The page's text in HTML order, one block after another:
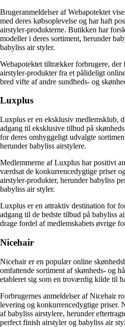
Brugeranmeldelser af Webapotektet
med deres købsoplevelse og har haft
airstyler-produkterne. Butikken har
modeller i deres sortiment, herunder
babyliss air styler.
Webapotektet tiltrækker forbrugere,
airstyler-produkter fra et pålideligt
bred vifte af andre sundheds- og
Luxplus
Luxplus er en eksklusiv medlemsklub,
adgang til eksklusive tilbud på
for deres omhyggeligt udvalgte
herunder babyliss airstylere.
Medlemmerne af Luxplus har positivt
værdsat de konkurrencedygtige priser
airstyler-produkter, herunder babyliss
babyliss air styler.
Luxplus er en attraktiv destination for
adgang til de bedste tilbud på babyliss
drage fordel af medlemskabets øvrige
Nicehair
Nicehair er en populær online
omfattende sortiment af skønheds- og
etableret sig som en troværdig kilde til
Forbrugernes anmeldelser af Nicehair
levering og konkurrencedygtige priser.
af babyliss airstylere, herunder
perfect finish airstyler og babyliss air